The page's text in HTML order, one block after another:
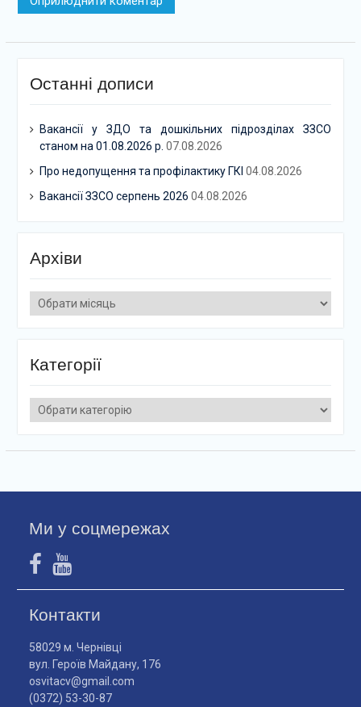
Останні дописи
Вакансії у ЗДО та дошкільних підрозділах ЗЗСО
станом на 01.08.2026 р. 07.08.2026
Про недопущення та профілактику ГКІ 04.08.2026
Вакансії ЗЗСО серпень 2026 04.08.2026
Архіви
Архіви
Категорії
Категорії
Ми у соцмережах
Контакти
58029 м. Чернівці
вул. Героїв Майдану, 176
osvitacv@gmail.com
(0372) 53-30-87